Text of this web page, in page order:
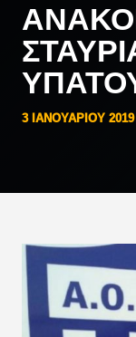
3 ΙΑΝΟΥΑΡΊΟΥ 2019